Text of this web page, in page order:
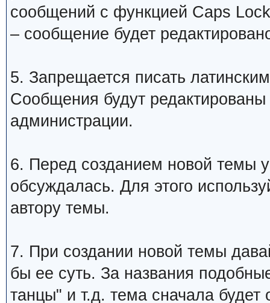
сообщений с функцией Caps
– сообщение будет
5. Запрещается писать
Сообщения будут
администрации.
6. Перед созданием новой темы
обсуждалась. Для этого
автору темы.
7. При создании новой темы
бы ее суть. За названия
танцы" и т.д. тема сначала будет